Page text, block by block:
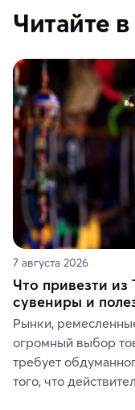
Читайте
7 августа 2026
Что привезти из
сувениры и
Рынки,
огромный выбор
требует
того, что